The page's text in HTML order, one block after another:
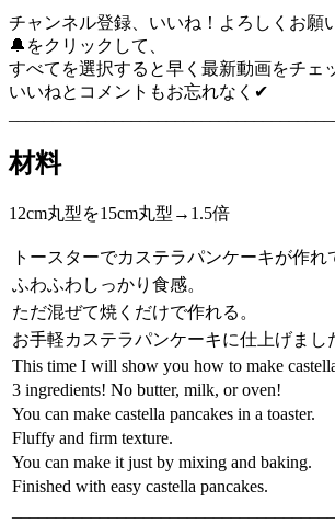
チャンネル登録、いいね！よろしくお願
🔔をクリックして、
すべてを選択すると早く最新動画をチェ
いいねとコメントもお忘れなく✔︎
材料
12cm丸型を15cm丸型→1.5倍
トースターでカステラパンケーキが作れ
ふわふわしっかり食感。
ただ混ぜて焼くだけで作れる。
お手軽カステラパンケーキに仕上げまし
This time I will show you how to make
3 ingredients! No butter, milk, or oven!
You can make castella pancakes in a toaster.
Fluffy and firm texture.
You can make it just by mixing and baking.
Finished with easy castella pancakes.